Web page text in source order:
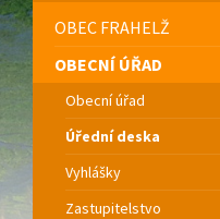
OBEC FRAHELŽ
OBECNÍ ÚŘAD
Obecní úřad
Úřední deska
Vyhlášky
Zastupitelstvo